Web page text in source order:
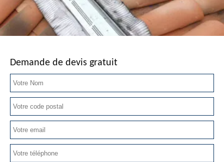
Demande de devis gratuit